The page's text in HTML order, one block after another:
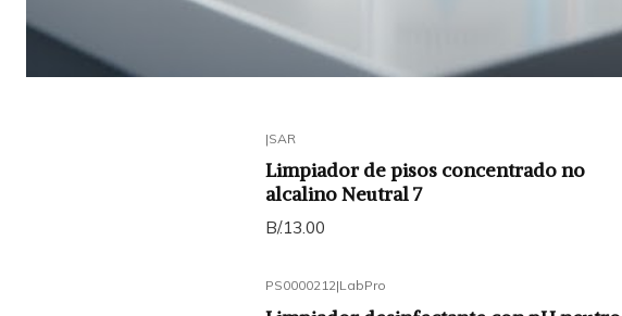
|SAR
Limpiador de pisos concentrado no
alcalino Neutral 7
B/.13.00
PS0000212|LabPro